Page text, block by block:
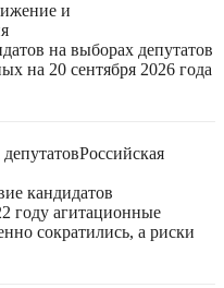
и
на выборах депутатов
на 20 сентября 2026 года
Российская
кандидатов
году агитационные
сократились, а риски